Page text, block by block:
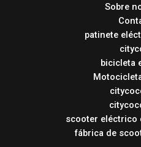
Sobre
patinete
bicicleta
scooter eléctrico
fábrica de